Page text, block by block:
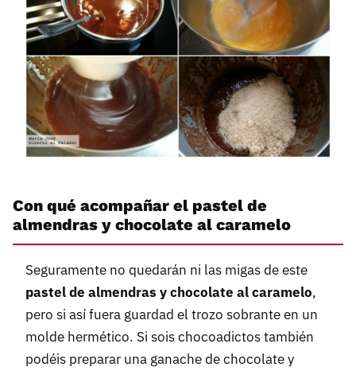
Con qué acompañar el pastel de
almendras y chocolate al caramelo
Seguramente no quedarán ni las migas de este
pastel de almendras y chocolate al caramelo,
pero si así fuera guardad el trozo sobrante en un
molde hermético. Si sois chocoadictos también
podéis preparar una ganache de chocolate y